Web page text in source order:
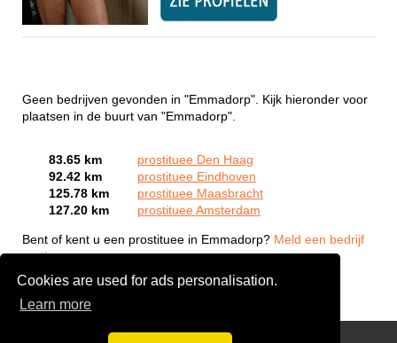
Cookies are used for ads personalisation.
Learn more
Geen bedrijven gevonden in "Emmadorp". Kijk hieronder voor
plaatsen in de buurt van "Emmadorp".
83.65 km
prostituee Den Haag
92.42 km
prostituee Eindhoven
125.78 km
prostituee Maasbracht
127.20 km
prostituee Amsterdam
Bent of kent u een prostituee in Emmadorp? Meld een bedrijf
gratis aan